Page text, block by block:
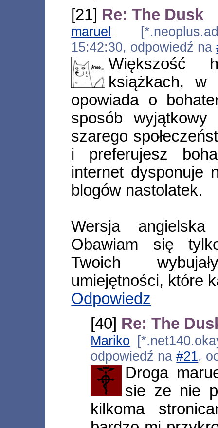
[21] Re: The Dusk
maruel
15:42:30, odpowiedź na
książkach, w
opowiada o
sposób
szarego
i preferujesz
internet dysponuje
blogów nastolatek.
Wersja angielska
Obawiam się
Twoich
umiejętności, które
Odpowiedz
[40] Re: The
Mariko
odpowiedź na#21,
Droga
sie ze nie
kilkoma